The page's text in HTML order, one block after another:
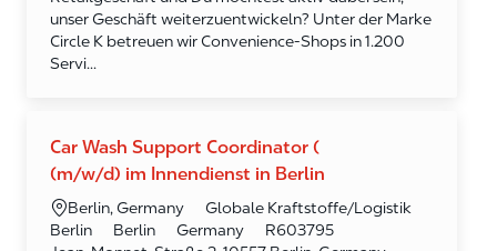
unser Geschäft weiterzuentwickeln? Unter der Marke
Circle K betreuen wir Convenience-Shops in 1.200
Servi...
Car Wash Support Coordinator (
(m/w/d) im Innendienst in Berlin
OrtBerlin, Germany Kategorie
Globale Kraftstoffe/Logistik
Berlin
Berlin Germany Required Id
R603795